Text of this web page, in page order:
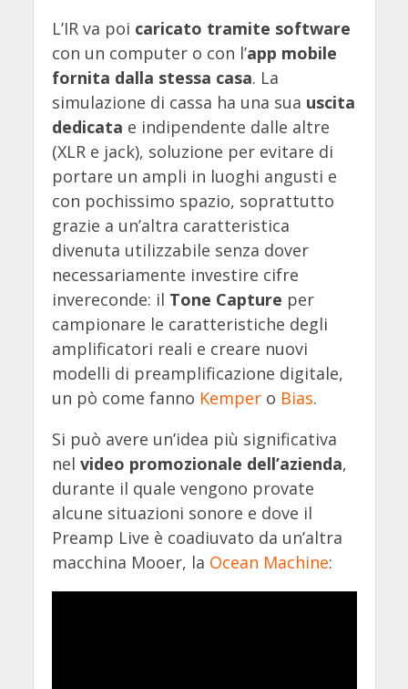
L’IR va poi caricato tramite software
con un computer o con l’app mobile
fornita dalla stessa casa. La
simulazione di cassa ha una sua uscita
dedicata e indipendente dalle altre
(XLR e jack), soluzione per evitare di
portare un ampli in luoghi angusti e
con pochissimo spazio, soprattutto
grazie a un’altra caratteristica
divenuta utilizzabile senza dover
necessariamente investire cifre
invereconde: il Tone Capture per
campionare le caratteristiche degli
amplificatori reali e creare nuovi
modelli di preamplificazione digitale,
un pò come fanno Kempero Bias.
Si può avere un’idea più significativa
nel video promozionale dell’azienda,
durante il quale vengono provate
alcune situazioni sonore e dove il
Preamp Live è coadiuvato da un’altra
macchina Mooer, la Ocean Machine: